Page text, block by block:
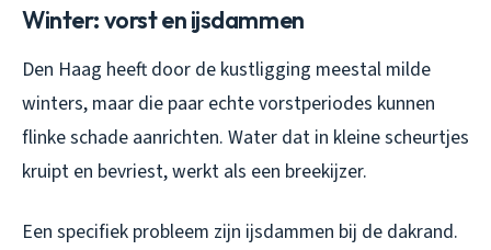
Winter: vorst en ijsdammen
Den Haag heeft door de kustligging meestal milde
winters, maar die paar echte vorstperiodes kunnen
flinke schade aanrichten. Water dat in kleine scheurtjes
kruipt en bevriest, werkt als een breekijzer.
Een specifiek probleem zijn ijsdammen bij de dakrand.